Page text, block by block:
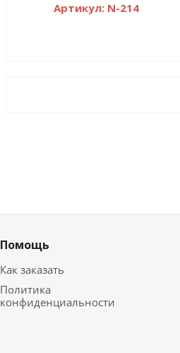
Артикул: N-214
Помощь
Как заказать
Политика
конфиденциальности